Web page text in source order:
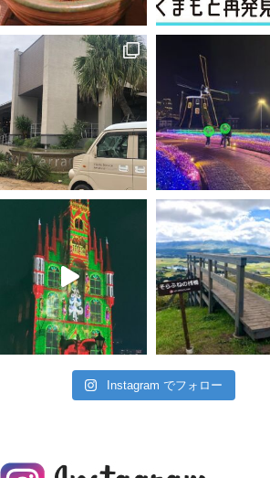
Instagram でフォロー